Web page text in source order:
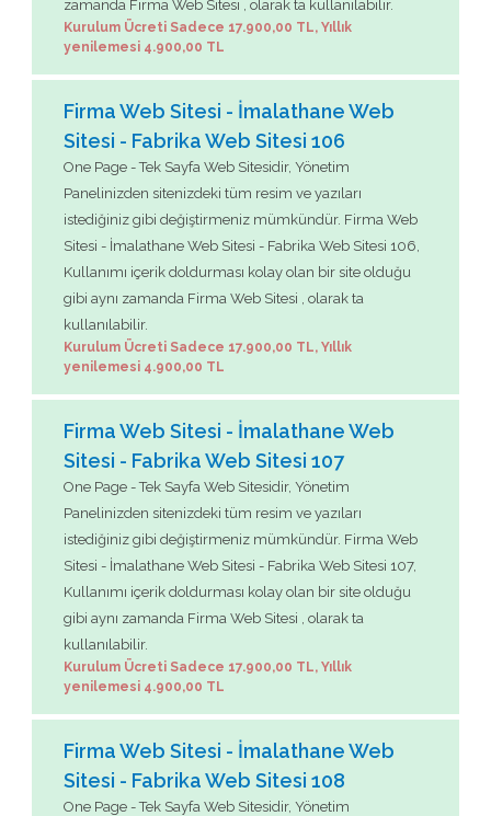
zamanda Firma Web Sitesi , olarak ta kullanılabilir.
Kurulum Ücreti Sadece 17.900,00 TL, Yıllık
yenilemesi 4.900,00 TL
Firma Web Sitesi - İmalathane Web
Sitesi - Fabrika Web Sitesi 106
One Page - Tek Sayfa Web Sitesidir, Yönetim
Panelinizden sitenizdeki tüm resim ve yazıları
istediğiniz gibi değiştirmeniz mümkündür. Firma Web
Sitesi - İmalathane Web Sitesi - Fabrika Web Sitesi 106,
Kullanımı içerik doldurması kolay olan bir site olduğu
gibi aynı zamanda Firma Web Sitesi , olarak ta
kullanılabilir.
Kurulum Ücreti Sadece 17.900,00 TL, Yıllık
yenilemesi 4.900,00 TL
Firma Web Sitesi - İmalathane Web
Sitesi - Fabrika Web Sitesi 107
One Page - Tek Sayfa Web Sitesidir, Yönetim
Panelinizden sitenizdeki tüm resim ve yazıları
istediğiniz gibi değiştirmeniz mümkündür. Firma Web
Sitesi - İmalathane Web Sitesi - Fabrika Web Sitesi 107,
Kullanımı içerik doldurması kolay olan bir site olduğu
gibi aynı zamanda Firma Web Sitesi , olarak ta
kullanılabilir.
Kurulum Ücreti Sadece 17.900,00 TL, Yıllık
yenilemesi 4.900,00 TL
Firma Web Sitesi - İmalathane Web
Sitesi - Fabrika Web Sitesi 108
One Page - Tek Sayfa Web Sitesidir, Yönetim